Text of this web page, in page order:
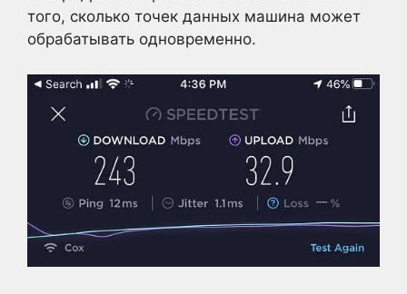
того, сколько точек данных машина может
обрабатывать одновременно.